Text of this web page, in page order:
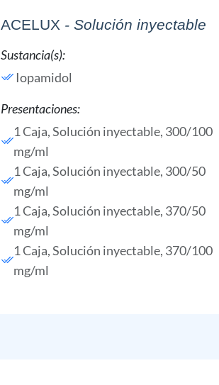
ACELUX - Solución inyectable
Sustancia(s):
Iopamidol
Presentaciones:
1 Caja, Solución inyectable, 300/100
mg/ml
1 Caja, Solución inyectable, 300/50
mg/ml
1 Caja, Solución inyectable, 370/50
mg/ml
1 Caja, Solución inyectable, 370/100
mg/ml